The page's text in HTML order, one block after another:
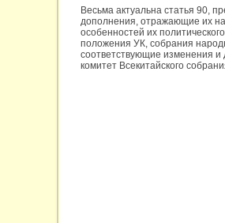
Весьма актуальна статья 90,
дополнения, отражающие их
особенностей их
положения УК, собрания
соответствующие изменения
комитет Всекитайского